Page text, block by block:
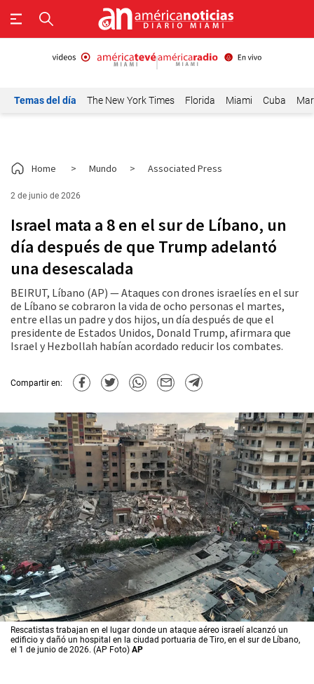
Temas del día The New York Times Florida Miami Cuba
Home > Mundo > Associated Press
2 de junio de 2026
Israel mata a 8 en el sur de Líbano, un
día después de que Trump adelantó
una desescalada
BEIRUT, Líbano (AP) — Ataques con drones israelíes en el sur
de Líbano se cobraron la vida de ocho personas el martes,
entre ellas un padre y dos hijos, un día después de que el
presidente de Estados Unidos, Donald Trump, afirmara que
Israel y Hezbollah habían acordado reducir los combates.
Compartir en:
Rescatistas trabajan en el lugar donde un ataque aéreo israelí alcanzó un
edificio y dañó un hospital en la ciudad portuaria de Tiro, en el sur de Líbano,
el 1 de junio de 2026. (AP Foto) AP